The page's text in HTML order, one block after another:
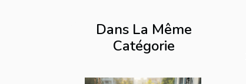
Dans La Même
Catégorie